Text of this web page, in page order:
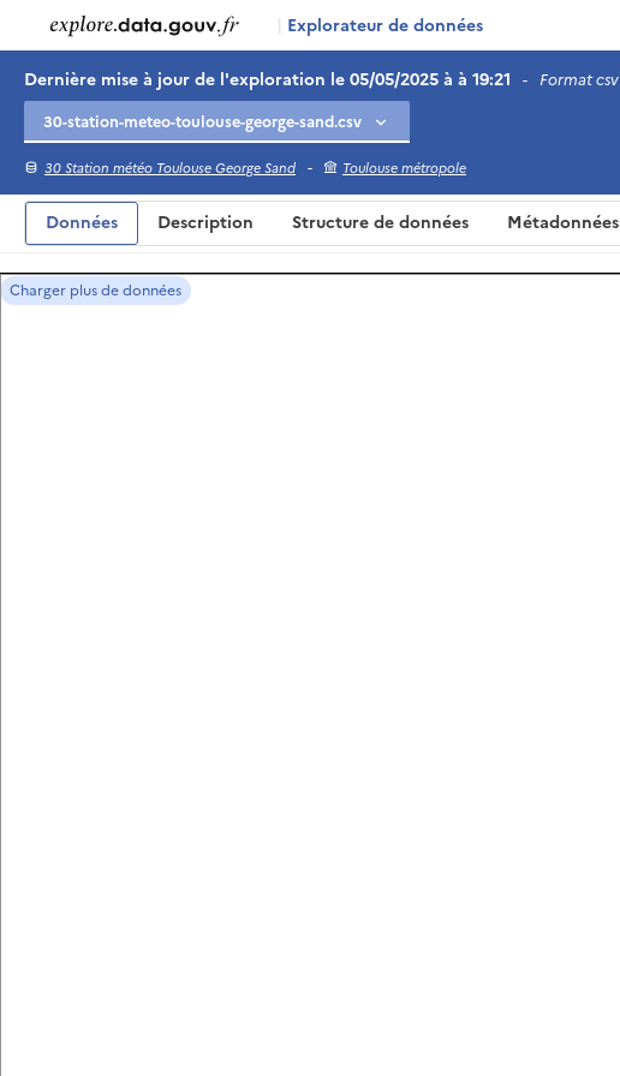
| Explorateur de données
Dernière mise à jour de l'exploration le 05/05/2025 à à 19:21 - Format csv
30 Station météo Toulouse George Sand - Toulouse métropole
Données Description Structure de données Métadonnées
Charger plus de données